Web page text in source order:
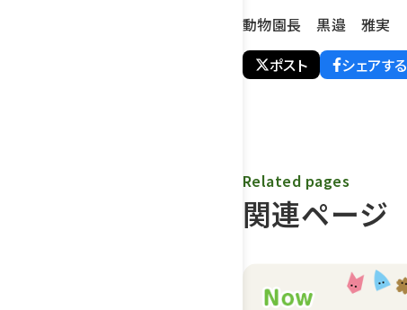
動物園長黒邉 雅実
ポスト
シェアする
関連ページ
Related pages